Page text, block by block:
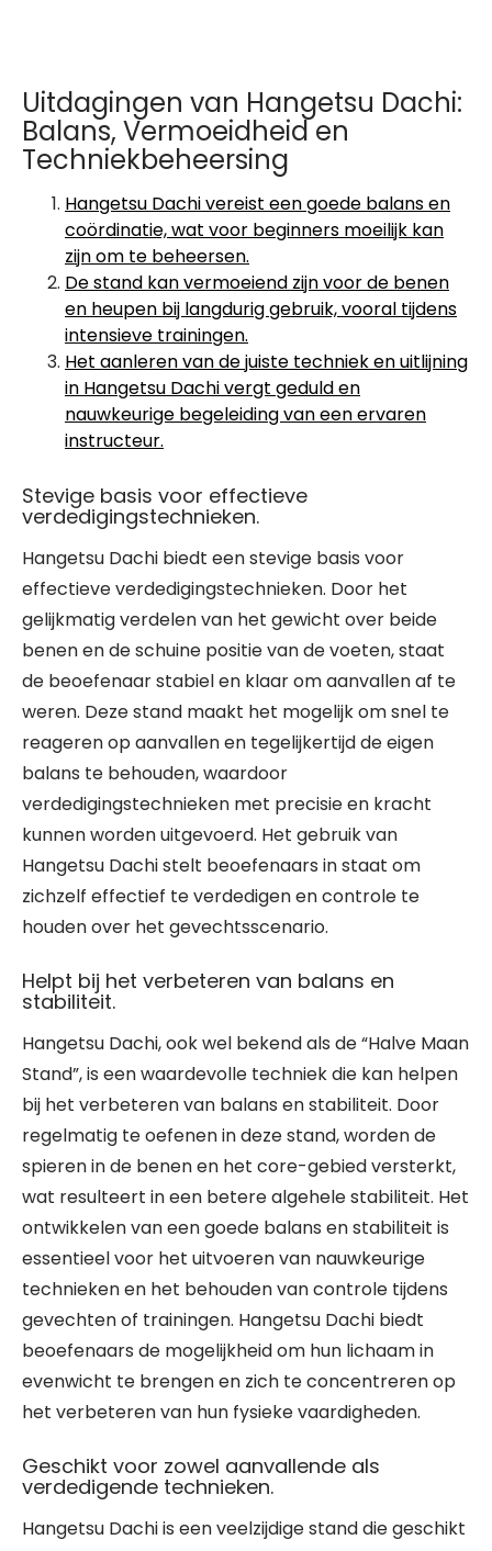
Uitdagingen van Hangetsu Dachi:
Balans, Vermoeidheid en
Techniekbeheersing
Hangetsu Dachi vereist een goede balans en
coördinatie, wat voor beginners moeilijk kan
zijn om te beheersen.
De stand kan vermoeiend zijn voor de benen
en heupen bij langdurig gebruik, vooral tijdens
intensieve trainingen.
Het aanleren van de juiste techniek en uitlijning
in Hangetsu Dachi vergt geduld en
nauwkeurige begeleiding van een ervaren
instructeur.
Stevige basis voor effectieve
verdedigingstechnieken.
Hangetsu Dachi biedt een stevige basis voor
effectieve verdedigingstechnieken. Door het
gelijkmatig verdelen van het gewicht over beide
benen en de schuine positie van de voeten, staat
de beoefenaar stabiel en klaar om aanvallen af te
weren. Deze stand maakt het mogelijk om snel te
reageren op aanvallen en tegelijkertijd de eigen
balans te behouden, waardoor
verdedigingstechnieken met precisie en kracht
kunnen worden uitgevoerd. Het gebruik van
Hangetsu Dachi stelt beoefenaars in staat om
zichzelf effectief te verdedigen en controle te
houden over het gevechtsscenario.
Helpt bij het verbeteren van balans en
stabiliteit.
Hangetsu Dachi, ook wel bekend als de “Halve Maan
Stand”, is een waardevolle techniek die kan helpen
bij het verbeteren van balans en stabiliteit. Door
regelmatig te oefenen in deze stand, worden de
spieren in de benen en het core-gebied versterkt,
wat resulteert in een betere algehele stabiliteit. Het
ontwikkelen van een goede balans en stabiliteit is
essentieel voor het uitvoeren van nauwkeurige
technieken en het behouden van controle tijdens
gevechten of trainingen. Hangetsu Dachi biedt
beoefenaars de mogelijkheid om hun lichaam in
evenwicht te brengen en zich te concentreren op
het verbeteren van hun fysieke vaardigheden.
Geschikt voor zowel aanvallende als
verdedigende technieken.
Hangetsu Dachi is een veelzijdige stand die geschikt